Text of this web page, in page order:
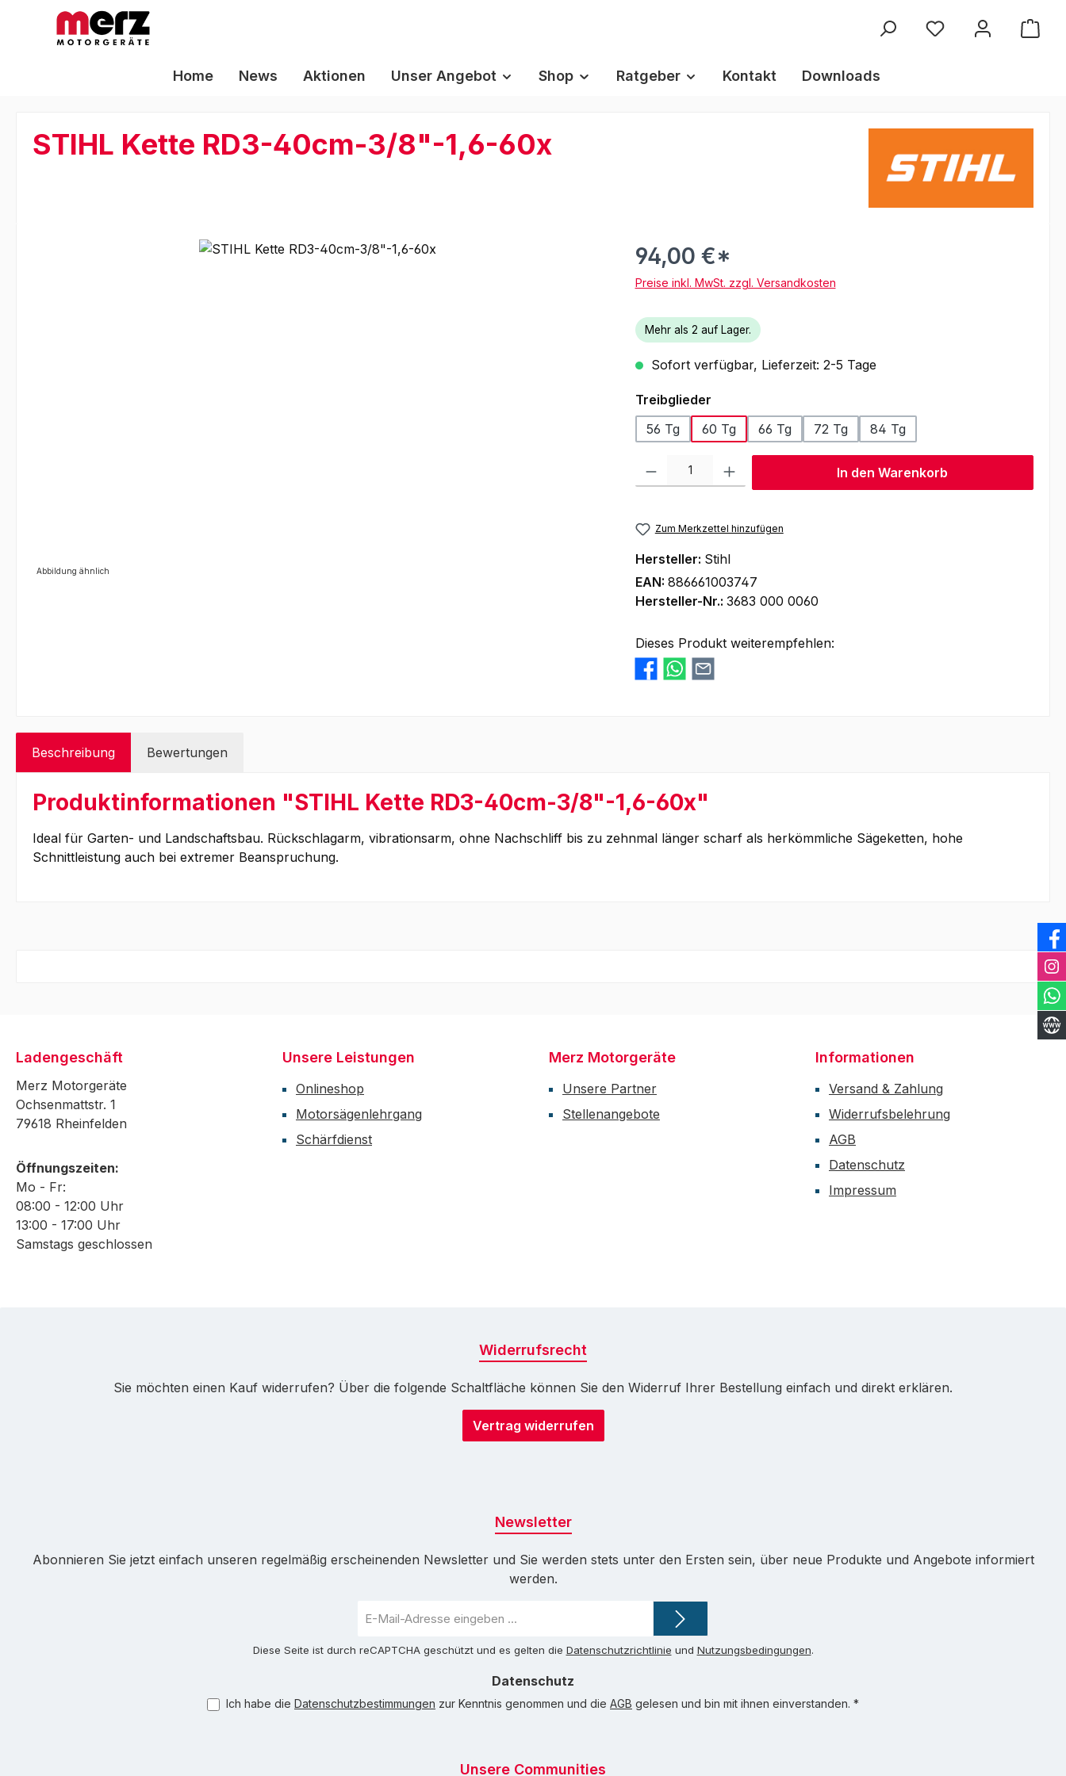
Hauptinhalt springen
Zur Suche springen
Zur Hauptnavigation springen
Home News Aktionen Unser Angebot Shop Ratgeber Kontakt Downloads
STIHL Kette RD3-40cm-3/8"-1,6-60x
Abbildung ähnlich
94,00 €*
Preise inkl. MwSt. zzgl. Versandkosten
Mehr als 2 auf Lager.
Sofort verfügbar, Lieferzeit: 2-5 Tage
Treibgliederauswählen
56 Tg
60 Tg 66 Tg 72 Tg 84 Tg
Produkt Anzahl: Gib den gewünschten Wert ein oder benutze die Schaltflächen
In den Warenkorb
Zum Merkzettel hinzufügen
Hersteller: Stihl
EAN: 886661003747
Hersteller-Nr.: 3683 000 0060
Dieses Produkt weiterempfehlen:
Beschreibung Bewertungen
Produktinformationen "STIHL Kette RD3-40cm-3/8"-1,6-60x"
Ideal für Garten- und Landschaftsbau. Rückschlagarm, vibrationsarm, ohne Nachschliff bis zu zehnmal länger scharf als herkömmliche Sägeketten, hohe
Schnittleistung auch bei extremer Beanspruchung.
Ladengeschäft
Merz Motorgeräte
Ochsenmattstr. 1
79618 Rheinfelden
Öffnungszeiten:
Mo - Fr:
08:00 - 12:00 Uhr
13:00 - 17:00 Uhr
Samstags geschlossen
Unsere Leistungen
Onlineshop
Motorsägenlehrgang
Schärfdienst
Merz Motorgeräte
Unsere Partner
Stellenangebote
Informationen
Versand & Zahlung
Widerrufsbelehrung
AGB
Datenschutz
Impressum
Widerrufsrecht
Sie möchten einen Kauf widerrufen? Über die folgende Schaltfläche können Sie den Widerruf Ihrer Bestellung einfach und direkt erklären.
Vertrag widerrufen
Newsletter
Abonnieren Sie jetzt einfach unseren regelmäßig erscheinenden Newsletter und Sie werden stets unter den Ersten sein, über neue Produkte und Angebote informiert
werden.
Mail-
Diese Seite ist durch reCAPTCHA geschützt und es gelten die Datenschutzrichtlinie und Nutzungsbedingungen.
Datenschutz
Ich habe die Datenschutzbestimmungen zur Kenntnis genommen und die AGB gelesen und bin mit ihnen einverstanden. *
Unsere Communities